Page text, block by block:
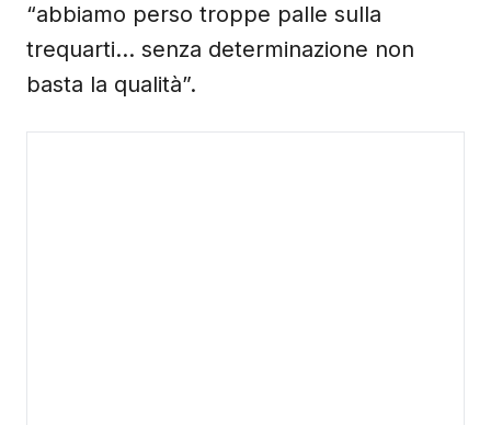
“abbiamo perso troppe palle sulla
trequarti… senza determinazione non
basta la qualità”.